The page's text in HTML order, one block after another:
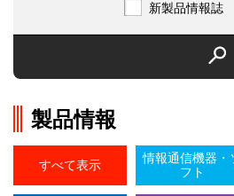
新製品情報誌
製品情報
すべて表示
情報通信機器・
フト